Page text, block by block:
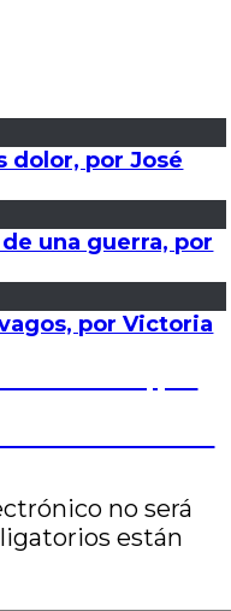
dolor, por José
una guerra, por
por Victoria
no será
están